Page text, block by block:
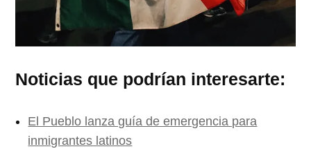
Noticias que podrían interesarte:
El Pueblo lanza guía de emergencia para
inmigrantes latinos